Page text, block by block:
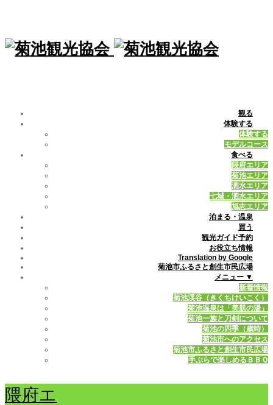
観る
体験する
体験する
モデルコース
食べる
隈府エリア
菊池エリア
泗水エリア
七城・泗水エリア
旭志エリア
泊まる・温泉
買う
観光ガイド予約
お役立ち情報
Translation by Google
菊池市ふるさと創生市民広場
メニュー ▼
新着情報
菊池渓谷（きくちけいこく）
菊池温泉は「美肌の湯」
菊池一族と刀剣について
菊池の四季（歳時）
菊池市へのアクセス
菊池市ふるさと創生市民広場
手ぶらで楽しめるＢＢＱ
隈府エ